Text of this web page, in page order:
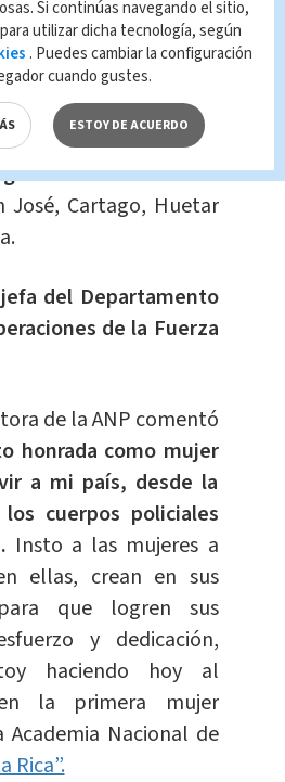
subdirectora en las
de la Fuerza
José, Cartago, Huetar
del Departamento
de la Fuerza
de la ANP comentó
honrada como mujer
a mi país, desde la
cuerpos policiales
Insto a las mujeres a
ellas, crean en sus
que logren sus
y dedicación,
haciendo hoy al
la primera mujer
Nacional de
Rica”.
Si continúas navegando el sitio,
utilizar dicha tecnología, según
. Puedes cambiar la configuración
cuando gustes.
ESTOY DE ACUERDO